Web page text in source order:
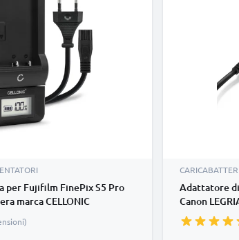
per Fujifilm FinePix S5 Pro
marca CELLONIC
Adattatore
Canon
R46 R406,
R77, HF